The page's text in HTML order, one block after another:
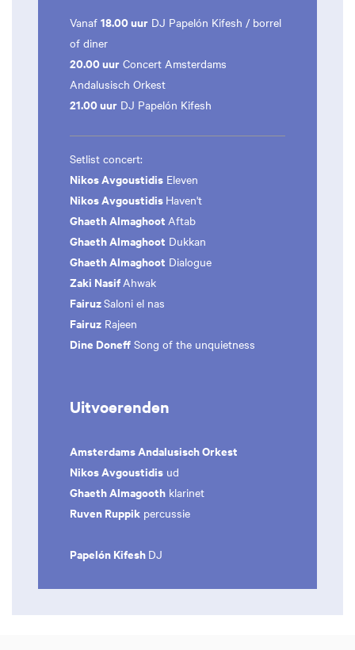
Vanaf 18.00 uur DJ Papelón Kifesh / borrel
of diner
20.00 uur Concert Amsterdams
Andalusisch Orkest
21.00 uur DJ Papelón Kifesh
Setlist concert:
Nikos Avgoustidis Eleven
Nikos Avgoustidis Haven't
Ghaeth Almaghoot Aftab
Ghaeth Almaghoot Dukkan
Ghaeth Almaghoot Dialogue
Zaki NasifAhwak
FairuzSaloni el nas
Fairuz Rajeen
Dine Doneff Song of the unquietness
Uitvoerenden
Amsterdams Andalusisch Orkest
Nikos Avgoustidis ud
Ghaeth Almagooth klarinet
Ruven Ruppik percussie
Papelón Kifesh DJ